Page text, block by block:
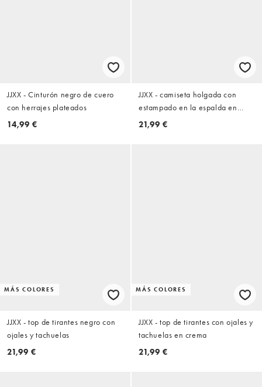
JJXX - Cinturón negro de cuero
con herrajes plateados
14,99 €
JJXX - camiseta holgada con
estampado en la espalda en
blanco roto
21,99 €
MÁS COLORES
JJXX - top de tirantes negro con
ojales y tachuelas
21,99 €
MÁS COLORES
JJXX - top de tirantes con ojales y
tachuelas en crema
21,99 €